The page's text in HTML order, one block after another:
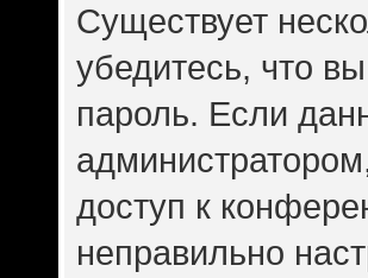
Существует
убедитесь, что
пароль. Если
доступ к
неправильно